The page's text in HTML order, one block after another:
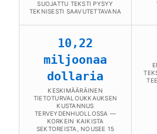
SUOJATTU TEKSTI PYSYY
TEKNISESTI SAAVUTETTAVANA
10,22
miljoonaa
dollaria
KESKIMÄÄRÄINEN
TIETOTURVALOUKKAUKSEN
KUSTANNUS
TERVEYDENHUOLLOSSA —
KORKEIN KAIKISTA
SEKTOREISTA, NOUSEE 15